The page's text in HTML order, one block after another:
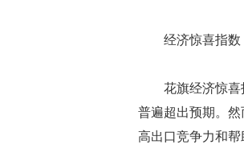
经济惊喜指数
花旗经济惊喜指
普遍超出预期。
高出口竞争力和帮